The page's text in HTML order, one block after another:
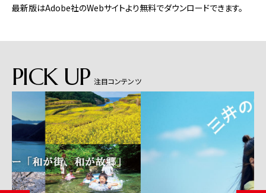
最新版はAdobe社のWebサイトより無料でダウンロードできます。
PICK UP 注目コンテンツ